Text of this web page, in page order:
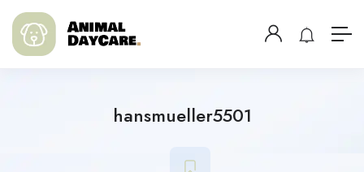
hansmueller5501